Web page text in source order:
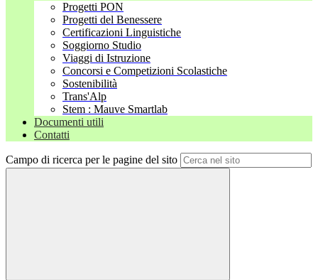
Progetti PON
Progetti del Benessere
Certificazioni Linguistiche
Soggiorno Studio
Viaggi di Istruzione
Concorsi e Competizioni Scolastiche
Sostenibilità
Trans'Alp
Stem : Mauve Smartlab
Documenti utili
Contatti
Campo di ricerca per le pagine del sito